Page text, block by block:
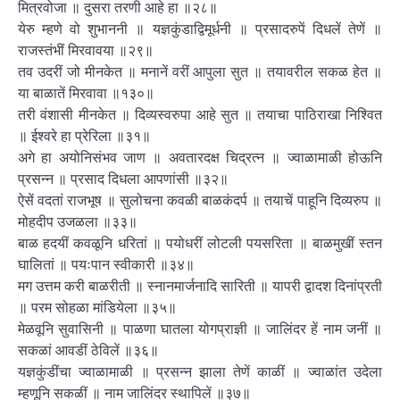
मित्रवोजा ॥ दुसरा तरणी आहे हा ॥२८॥
येरु म्हणे वो शुभाननी ॥ यज्ञकुंडाद्विमूर्धनी ॥ प्रसादरुपें दिधलें तेणें ॥
राजस्तंभीं मिरवावया ॥२९॥
तव उदरीं जो मीनकेत ॥ मनानें वरीं आपुला सुत ॥ तयावरील सकळ हेत ॥
या बाळातें मिरवावा ॥१३०॥
तरी वंशासी मीनकेत ॥ दिव्यस्वरुपा आहे सुत ॥ तयाचा पाठिराखा निश्वित
॥ ईश्वरे हा प्रेरिला ॥३१॥
अगे हा अयोनिसंभव जाण ॥ अवतारदक्ष चिद्रत्न ॥ ज्वाळामाळी होऊनि
प्रसन्न ॥ प्रसाद दिधला आपणांसी ॥३२॥
ऐसें वदतां राजभूष ॥ सुलोचना कवळी बाळकंदर्प ॥ तयाचें पाहूनि दिव्यरुप ॥
मोहदीप उजळला ॥३३॥
बाळ हदयीं कवळूनि धरितां ॥ पयोधरीं लोटली पयसरिता ॥ बाळमुखीं स्तन
घालितां ॥ पयःपान स्वीकारी ॥३४॥
मग उत्तम करी बाळरीती ॥ स्नानमार्जनादि सारिती ॥ यापरी द्वादश दिनांप्रती
॥ परम सोहळा मांडियेला ॥३५॥
मेळवूनि सुवासिनी ॥ पाळणा घातला योगप्राज्ञी ॥ जालिंदर हें नाम जनीं ॥
सकळां आवडीं ठेविलें ॥३६॥
यज्ञकुंडींचा ज्वाळामाळी ॥ प्रसन्न झाला तेणें काळीं ॥ ज्वाळांत उदेला
म्हणूनि सकळीं ॥ नाम जालिंदर स्थापिलें ॥३७॥